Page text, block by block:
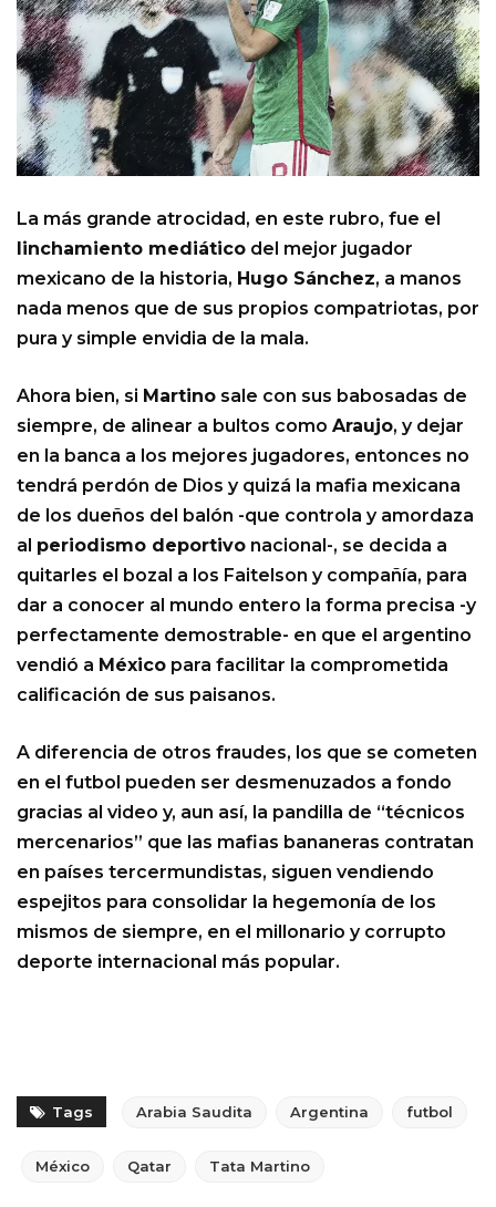
La más grande atrocidad, en este rubro, fue el
linchamiento mediático del mejor jugador
mexicano de la historia, Hugo Sánchez, a manos
nada menos que de sus propios compatriotas, por
pura y simple envidia de la mala.
Ahora bien, si Martino sale con sus babosadas de
siempre, de alinear a bultos como Araujo, y dejar
en la banca a los mejores jugadores, entonces no
tendrá perdón de Dios y quizá la mafia mexicana
de los dueños del balón -que controla y amordaza
al periodismo deportivo nacional-, se decida a
quitarles el bozal a los Faitelson y compañía, para
dar a conocer al mundo entero la forma precisa -y
perfectamente demostrable- en que el argentino
vendió a México para facilitar la comprometida
calificación de sus paisanos.
A diferencia de otros fraudes, los que se cometen
en el futbol pueden ser desmenuzados a fondo
gracias al video y, aun así, la pandilla de “técnicos
mercenarios” que las mafias bananeras contratan
en países tercermundistas, siguen vendiendo
espejitos para consolidar la hegemonía de los
mismos de siempre, en el millonario y corrupto
deporte internacional más popular.
Tags Arabia Saudita Argentina futbol
México Qatar Tata Martino